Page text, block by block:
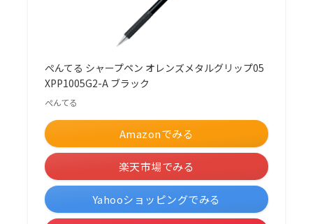
ぺんてる シャープペン オレンズメタルグリップ05
XPP1005G2-A ブラック
ぺんてる
Amazonでみる
楽天市場でみる
Yahooショッピングでみる